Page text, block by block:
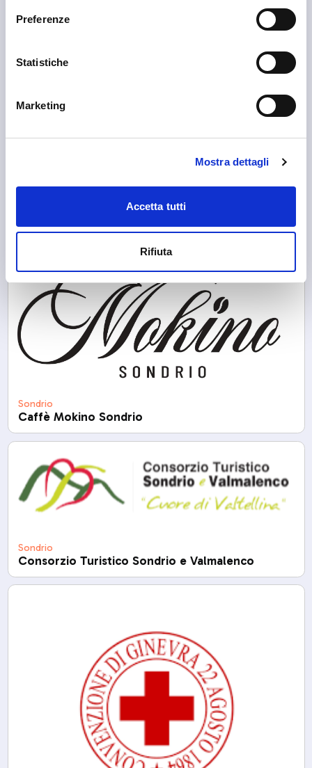
Preferenze
Statistiche
Marketing
Mostra dettagli
Accetta tutti
Rifiuta
Sondrio
Caffè Mokino Sondrio
Sondrio
Consorzio Turistico Sondrio e Valmalenco